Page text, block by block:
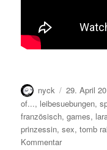
Autor
nyck
am
29. April
of..., leibesuebungen,
französisch,games,
prinzessin,sex,tomb
Kommentarzu